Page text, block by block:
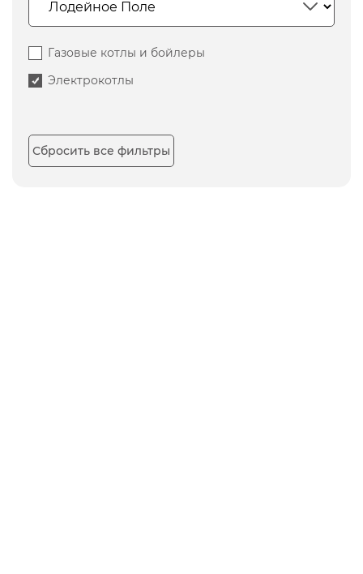
Газовые котлы и бойлеры
Электрокотлы
Сбросить все фильтры